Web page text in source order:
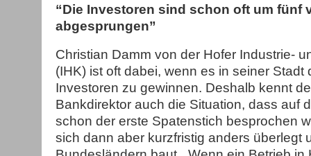
“Die Investoren sind schon oft um fünf
abgesprungen”
Christian Damm von der Hofer Industrie-
(IHK) ist oft dabei, wenn es in seiner Stadt
Investoren zu gewinnen. Deshalb kennt
Bankdirektor auch die Situation, dass auf
schon der erste Spatenstich besprochen
sich dann aber kurzfristig anders überlegt